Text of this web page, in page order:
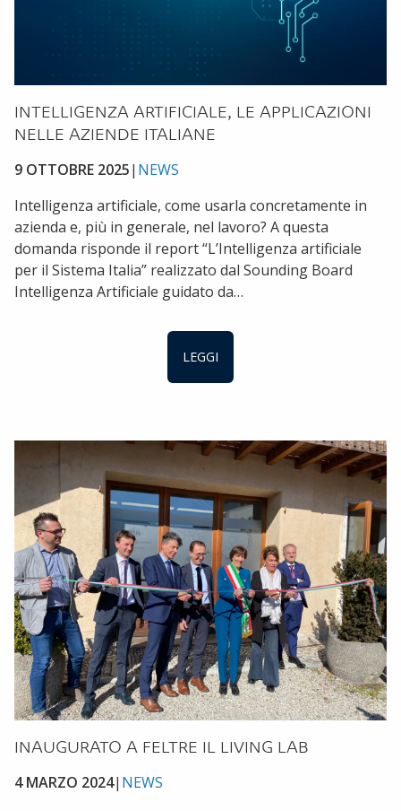
INTELLIGENZA ARTIFICIALE, LE APPLICAZIONI
NELLE AZIENDE ITALIANE
9 OTTOBRE 2025| NEWS
Intelligenza artificiale, come usarla concretamente in
azienda e, più in generale, nel lavoro? A questa
domanda risponde il report “L’Intelligenza artificiale
per il Sistema Italia” realizzato dal Sounding Board
Intelligenza Artificiale guidato da…
LEGGI
INAUGURATO A FELTRE IL LIVING LAB
4 MARZO 2024| NEWS